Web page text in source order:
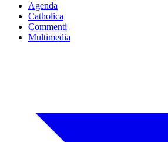
Agenda
Catholica
Commenti
Multimedia